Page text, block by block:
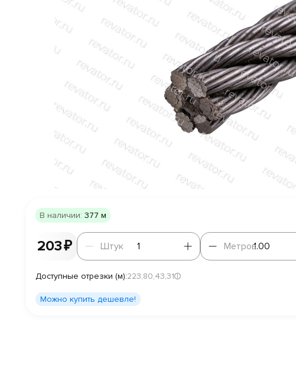
В наличии: 377 м
203 ₽
Штук
Штук
Метров
Метров
Доступные отрезки (м):223,80,43,31
Можно купить дешевле!